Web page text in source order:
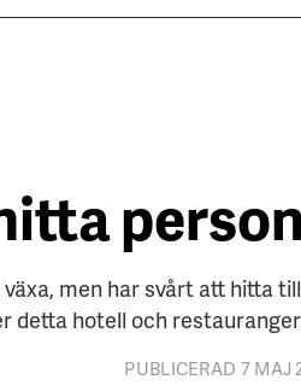
men har svårt att hitta
detta hotell och
PUBLICERAD 7 MAJ